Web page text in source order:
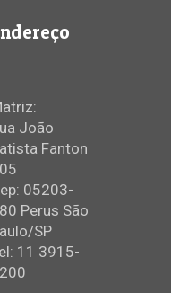
João
Fanton
05203-
Perus São
SP
11 3915-